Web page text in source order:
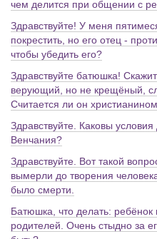
чем делится при общении с
Здравствуйте! У меня
покрестить, но его отец -
чтобы убедить его?
Здравствуйте батюшка!
верующий, но не крещёный,
Считается ли он
Здравствуйте. Каковы
Венчания?
Здравствуйте. Вот такой
вымерли до творения
было смерти.
Батюшка, что делать: ребёнок
родителей. Очень стыдно за